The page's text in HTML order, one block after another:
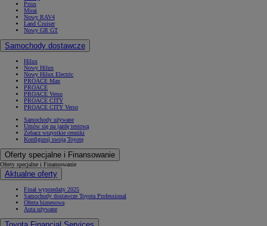
Prius
Mirai
Nowy RAV4
Land Cruiser
Nowy GR GT
Samochody dostawcze
Hilux
Nowy Hilux
Nowy Hilux Electric
PROACE Max
PROACE
PROACE Verso
PROACE CITY
PROACE CITY Verso
Samochody używane
Umów się na jazdę testową
Zobacz wszystkie cenniki
Konfiguruj swoją Toyotę
Oferty specjalne i Finansowanie
Oferty specjalne i Finansowanie
Aktualne oferty
Finał wyprzedaży 2025
Samochody dostawcze Toyota Professional
Oferta biznesowa
Auta używane